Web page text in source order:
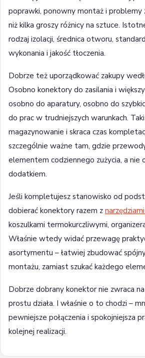
poprawki, ponowny montaż i problemy
niż kilka groszy różnicy na sztuce.
rodzaj izolacji, średnica otworu,
wykonania i jakość tłoczenia.
Dobrze też uporządkować zakupy
Osobno konektory do zasilania i
osobno do aparatury, osobno do
do prac w trudniejszych warunkach.
magazynowanie i skraca czas
szczególnie ważne tam, gdzie
elementem codziennego zużycia, a nie
dodatkiem.
Jeśli kompletujesz stanowisko od
dobierać konektory razem z
koszulkami termokurczliwymi,
Właśnie wtedy widać przewagę
asortymentu – łatwiej zbudować
montażu, zamiast szukać każdego
Dobrze dobrany konektor nie zwraca
prostu działa. I właśnie o to chodzi –
pewniejsze połączenia i spokojniejsza
kolejnej realizacji.